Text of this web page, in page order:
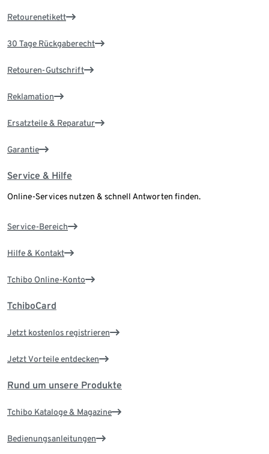
Retourenetikett
30 Tage Rückgaberecht
Retouren-Gutschrift
Reklamation
Ersatzteile & Reparatur
Garantie
Service & Hilfe
Online-Services nutzen & schnell Antworten finden.
Service-Bereich
Hilfe & Kontakt
Tchibo Online-Konto
TchiboCard
Jetzt kostenlos registrieren
Jetzt Vorteile entdecken
Rund um unsere Produkte
Tchibo Kataloge & Magazine
Bedienungsanleitungen